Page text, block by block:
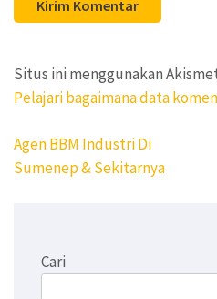
Situs ini menggunakan
Pelajari bagaimana data
Navigasi
pos
Agen BBM Industri Di
Sumenep & Sekitarnya
Cari